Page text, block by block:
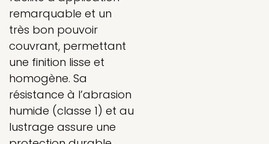
remarquable et un
très bon pouvoir
couvrant, permettant
une finition lisse et
homogène. Sa
résistance à l’abrasion
humide (classe 1) et au
lustrage assure une